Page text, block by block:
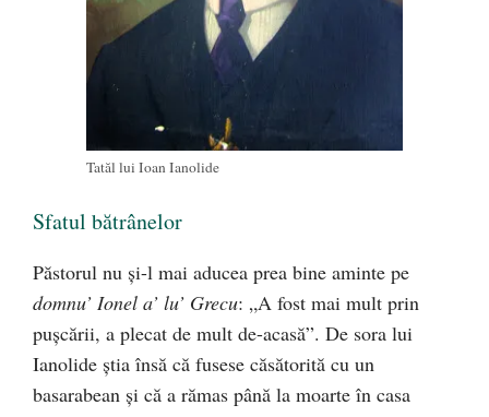
Tatăl lui Ioan Ianolide
Sfatul bătrânelor
Păstorul nu şi-l mai aducea prea bine aminte pe
domnu’ Ionel a’ lu’ Grecu: „A fost mai mult prin
puşcării, a plecat de mult de-acasă”. De sora lui
Ianolide ştia însă că fusese căsătorită cu un
basarabean şi că a rămas până la moarte în casa